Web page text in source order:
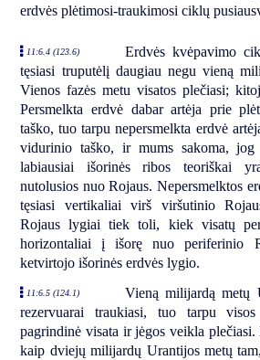
erdvės plėtimosi-traukimosi ciklų
11:6.4 (123.6)
Erdvės kvėpavimo
tęsiasi truputėlį daugiau negu vieną
Vienos fazės metu visatos plečiasi;
Persmelkta erdvė dabar artėja prie
taško, tuo tarpu nepersmelkta erdvė
vidurinio taško, ir mums sakoma, jog
labiausiai išorinės ribos teoriškai
nutolusios nuo Rojaus. Nepersmelktos
tęsiasi vertikaliai virš viršutinio
Rojaus lygiai tiek toli, kiek visatų
horizontaliai į išorę nuo
ketvirtojo išorinės erdvės lygio.
11:6.5 (124.1)
Vieną milijardą metų
rezervuarai traukiasi, tuo tarpu
pagrindinė visata ir jėgos veikla
kaip dviejų milijardų Urantijos metų